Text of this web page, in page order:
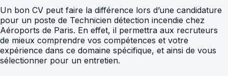
Un bon CV peut faire la différence lors d’une candidature
pour un poste de Technicien détection incendie chez
Aéroports de Paris. En effet, il permettra aux recruteurs
de mieux comprendre vos compétences et votre
expérience dans ce domaine spécifique, et ainsi de vous
sélectionner pour un entretien.